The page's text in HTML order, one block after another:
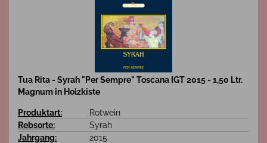
Tua Rita - Syrah "Per Sempre" Toscana IGT 2015 - 1,50 Ltr.
Magnum in Holzkiste
Produktart:
Rotwein
Rebsorte:
Syrah
Jahrgang:
2015